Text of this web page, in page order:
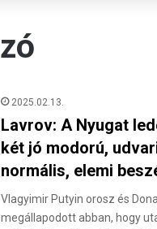
2025.02.13.
Lavrov: A Nyugat
két jó modorú,
normális, elemi
Vlagyimir Putyin orosz és
megállapodott abban, hogy